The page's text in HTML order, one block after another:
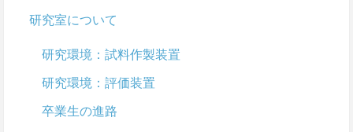
研究室について
研究環境：試料作製装置
研究環境：評価装置
卒業生の進路